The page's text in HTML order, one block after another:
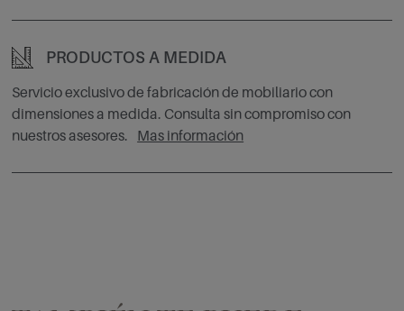
PRODUCTOS A MEDIDA
Servicio exclusivo de fabricación de mobiliario con
dimensiones a medida. Consulta sin compromiso con
nuestros asesores.
Mas información